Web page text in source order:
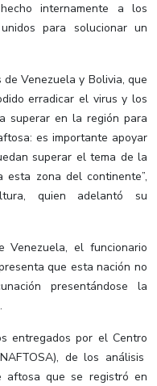
internamente a los
para solucionar un
Venezuela y Bolivia, que
erradicar el virus y los
superar en la región para
es importante apoyar
superar el tema de la
zona del continente”,
quien adelantó su
el funcionario
que esta nación no
presentándose la
entregados por el Centro
de los análisis
que se registró en